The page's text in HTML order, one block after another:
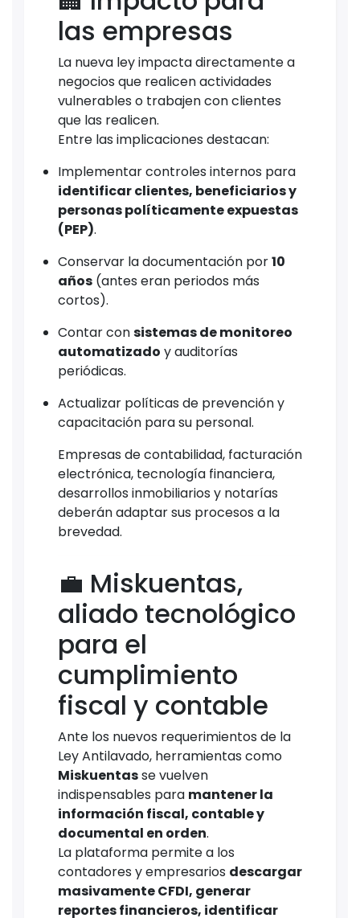
las empresas
La nueva ley impacta directamente a
negocios que realicen actividades
vulnerables o trabajen con clientes
que las realicen.
Entre las implicaciones destacan:
Implementar controles internos para
identificar clientes, beneficiarios y
personas políticamente expuestas
(PEP).
Conservar la documentación por10
años (antes eran periodos más
cortos).
Contar consistemas de monitoreo
automatizado y auditorías
periódicas.
Actualizar políticas de prevención y
capacitación para su personal.
Empresas de contabilidad, facturación
electrónica, tecnología financiera,
desarrollos inmobiliarios y notarías
deberán adaptar sus procesos a la
brevedad.
💼 Miskuentas,
aliado tecnológico
para el
cumplimiento
fiscal y contable
Ante los nuevos requerimientos de la
Ley Antilavado, herramientas como
Miskuentasse vuelven
indispensables para mantener la
información fiscal, contable y
documental en orden.
La plataforma permite a los
contadores y empresarios descargar
masivamente CFDI, generar
reportes financieros, identificar